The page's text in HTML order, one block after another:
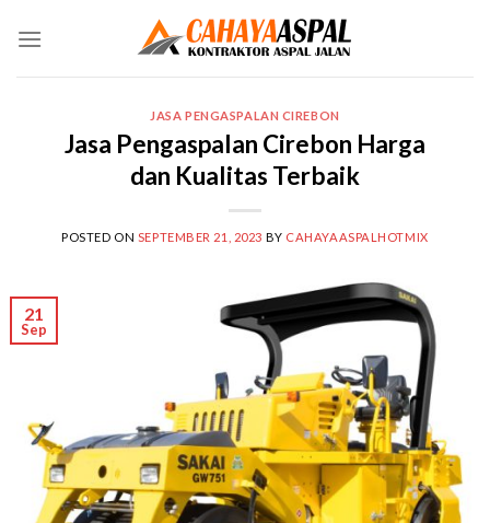
JASA PENGASPALAN CIREBON
Jasa Pengaspalan Cirebon Harga
dan Kualitas Terbaik
POSTED ON SEPTEMBER 21, 2023 BY CAHAYAASPALHOTMIX
21
Sep